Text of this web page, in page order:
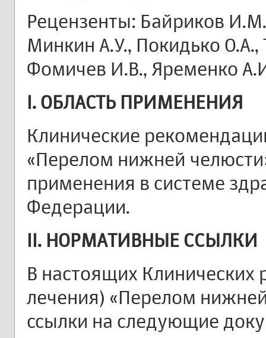
Рецензенты: Байриков
Минкин А.У., Покидько
Фомичев И.В., Яременко
I. ОБЛАСТЬ ПРИМЕНЕНИЯ
Клинические
«Перелом нижней
применения в системе
Федерации.
II. НОРМАТИВНЫЕ ССЫЛКИ
В настоящих
лечения) «Перелом
ссылки на следующие